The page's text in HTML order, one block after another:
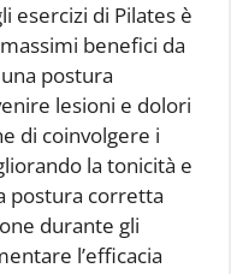
esercizi di Pilates è
benefici da
postura
lesioni e dolori
di coinvolgere i
la tonicità e
postura corretta
durante gli
l’efficacia